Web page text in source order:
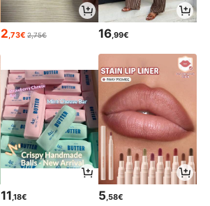
2 ,73€ 2,75€ 16 ,99€
11,18€ 5,58€